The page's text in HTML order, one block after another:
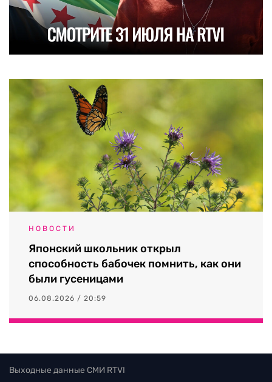
НОВОСТИ
Японский школьник открыл
способность бабочек помнить, как они
были гусеницами
06.08.2026 / 20:59
Выходные данные СМИ RTVI